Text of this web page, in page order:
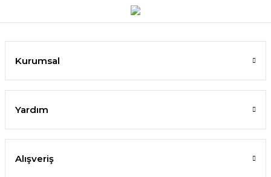
Kurumsal
Yardım
Alışveriş